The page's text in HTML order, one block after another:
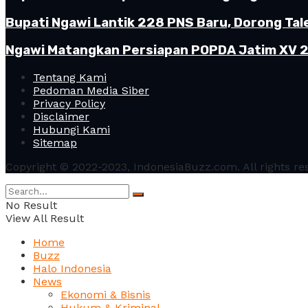
Bupati Ngawi Lantik 228 PNS Baru, Dorong
Ngawi Matangkan Persiapan POPDA Jatim
Tentang Kami
Pedoman Media Siber
Privacy Policy
Disclaimer
Hubungi Kami
Sitemap
Copyright © 2022-2023, IndonesiaBuzz.com. All rights
No Result
View All Result
Home
Buzz
Halo Indonesia
News
Ekonomi & Bisnis